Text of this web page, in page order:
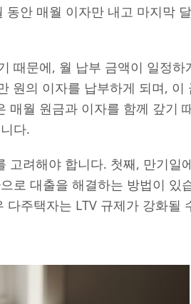
안 매월 이자만 내고 마지막
때문에, 월 납부 금액이 일정하
원의 이자를 납부하게 되며, 이
매월 원금과 이자를 함께 갚기
다.
고려해야 합니다. 첫째, 만기일
로 대출을 해결하는 방법이 있
주택자는 LTV 규제가 강화될